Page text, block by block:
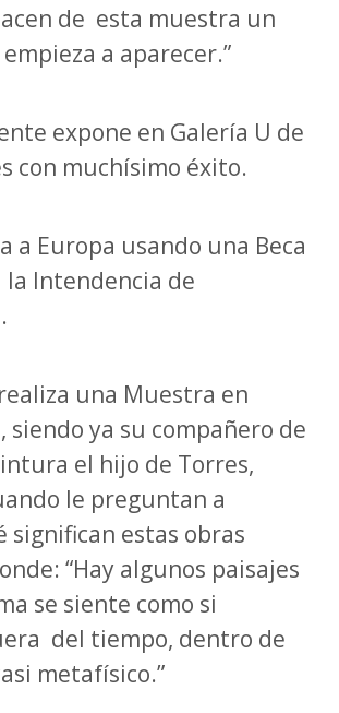
de esta muestra un
a aparecer.”
expone en Galería U de
con muchísimo éxito.
a Europa usando una Beca
Intendencia de
una Muestra en
siendo ya su compañero de
el hijo de Torres,
le preguntan a
significan estas obras
“Hay algunos paisajes
se siente como si
del tiempo, dentro de
metafísico.”